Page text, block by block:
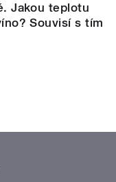
Jakou teplotu
Souvisí s tím